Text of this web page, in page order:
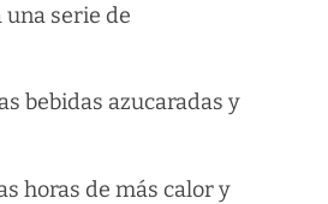
serie de
bebidas azucaradas y
horas de más calor y